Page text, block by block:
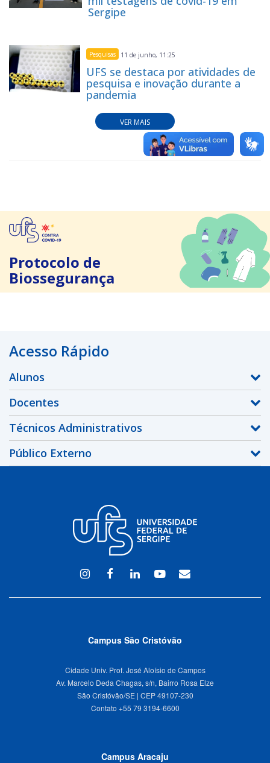
Sergipe
Pesquisas 11 de junho, 11:25
UFS se destaca por atividades de
pesquisa e inovação durante a
pandemia
VER MAIS
Protocolo de
Biossegurança
Acesso Rápido
Alunos
Docentes
Técnicos Administrativos
Público Externo
InstagramFacebook
LinkedinYoutubeWEBMAIL
Campus São Cristóvão
Cidade Univ. Prof. José Aloísio de Campos
Av. Marcelo Deda Chagas, s/n, Bairro Rosa Elze
São Cristóvão/SE | CEP 49107-230
Campus Aracaju